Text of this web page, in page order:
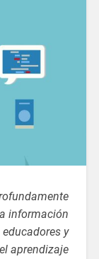
información
y
aprendizaje